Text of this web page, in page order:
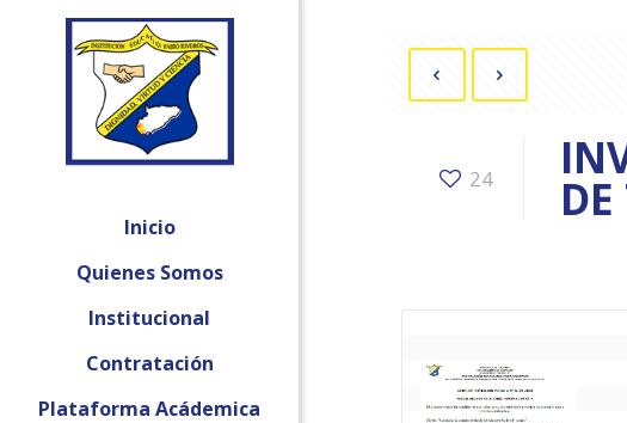
Inicio
Quienes Somos
Institucional
Contratación
Plataforma Acádemica
24